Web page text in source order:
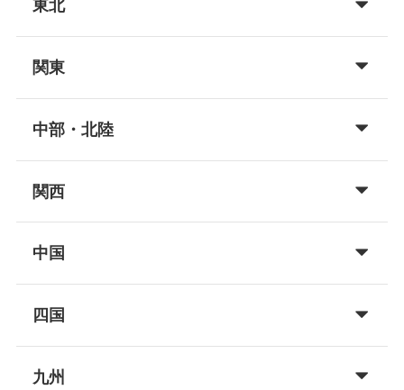
東北
関東
中部・北陸
関西
中国
四国
九州